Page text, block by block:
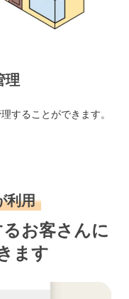
理
することができます。
利用
お客さんに
ます